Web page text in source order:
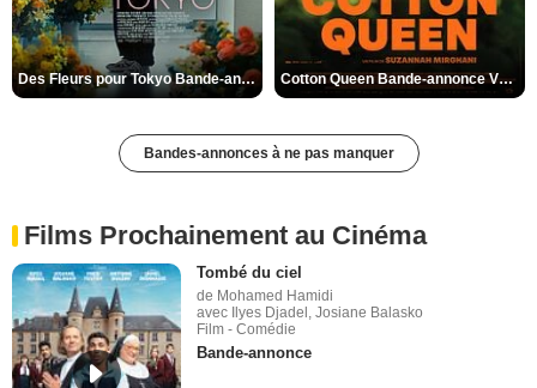
Des Fleurs pour Tokyo Bande-annonce VO STFR Cotton Queen Bande-annonce VO STFR
Bandes-annonces à ne pas manquer
Films Prochainement au Cinéma
Tombé du ciel
de Mohamed Hamidi
avec Ilyes Djadel, Josiane Balasko
Film - Comédie
Bande-annonce